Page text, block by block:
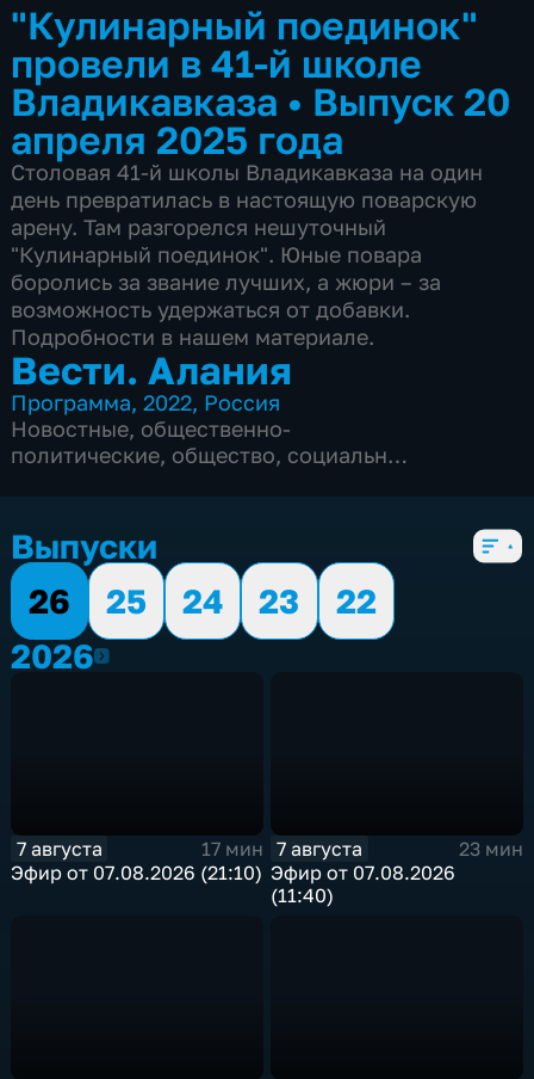
Владикавказе
"Кулинарный поединок"
провели в 41-й школе
Владикавказа • Выпуск 20
апреля 2025 года
Столовая 41-й школы Владикавказа на один
день превратилась в настоящую поварскую
арену. Там разгорелся нешуточный
"Кулинарный поединок". Юные повара
боролись за звание лучших, а жюри – за
возможность удержаться от добавки.
Подробности в нашем материале.
Вести. Алания
Программа,2022, Россия
Новостные, общественно-
политические, общество, социально-
Выпуски
26
25 24 23
22
20262026
7 августа
17 мин
Эфир от 07.08.2026 (21:10)
7 августа
23 мин
Эфир от 07.08.2026
(11:40)